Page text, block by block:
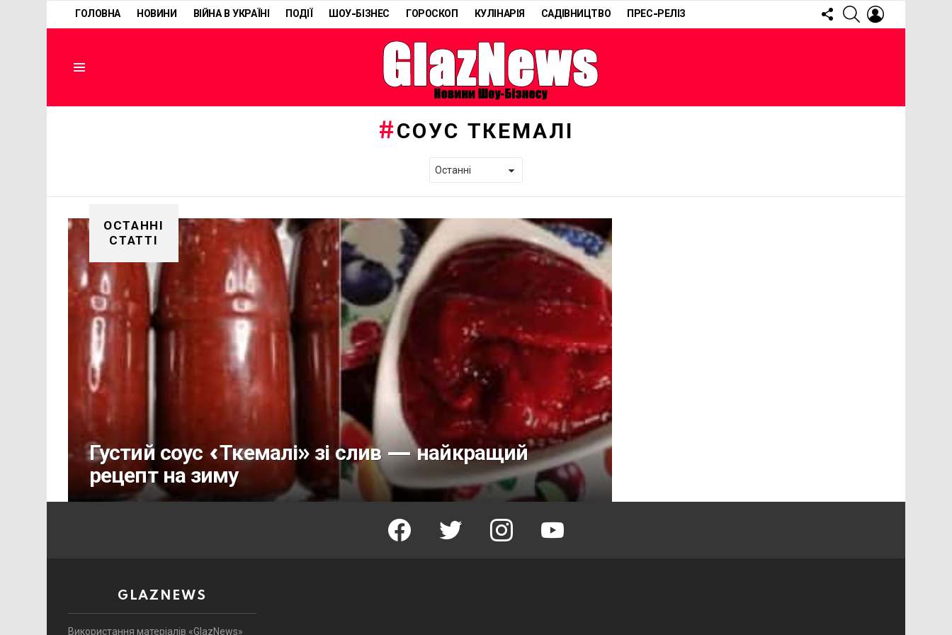
ГОЛОВНА НОВИНИ ВІЙНА В УКРАЇНІ ПОДІЇ ШОУ-БІЗНЕС ГОРОСКОП КУЛІНАРІЯ САДІВНИЦТВО ПРЕС-РЕЛІЗ
FOLLOW
US
SEARCH
СОУС ТКЕМАЛІ
ОСТАННІ
СТАТТІ
Густий соус «Ткемалі» зі слив — найкращий
рецепт на зиму
facebook twitter instagram youtube
GLAZNEWS
Використання матеріалів «GlazNews»